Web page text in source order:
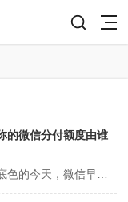
的微信分付额度由谁